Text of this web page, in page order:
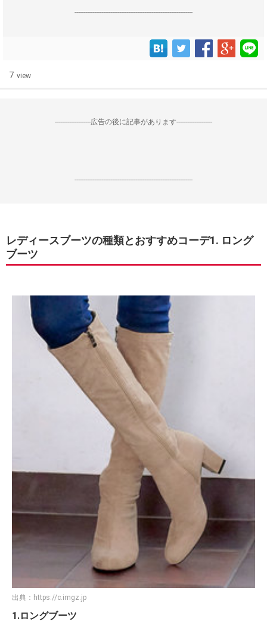
------------------------------------------------------------------
7 view
--------------------広告の後に記事があります--------------------
------------------------------------------------------------------
レディースブーツの種類とおすすめコーデ1. ロング
ブーツ
出典： https://c.imgz.jp
1.ロングブーツ